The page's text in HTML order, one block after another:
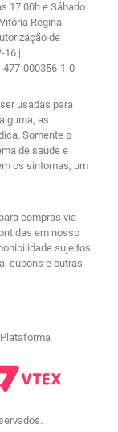
17:00h e Sábado
Regina
de
16 |
477-000356-1-0
usadas para
as
Somente o
de saúde e
os sintomas, um
compras via
em nosso
sujeitos
cupons e outras
Plataforma